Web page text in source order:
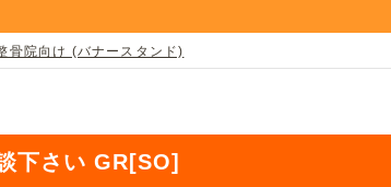
教養 娯楽
ーダー注文方法
骨院向け (バナースタンド)
下さい GR[SO]